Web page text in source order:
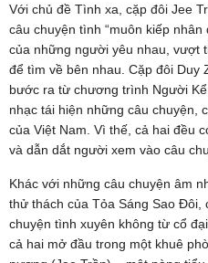
Với chủ đề Tình xa, cặp đôi Jee
câu chuyện tình “muôn kiếp
của những người yêu nhau, vượt
để tìm về bên nhau. Cặp đôi Duy
bước ra từ chương trình Người
nhạc tái hiện những câu chuyện,
của Việt Nam. Vì thế, cả hai đều
và dẫn dắt người xem vào câu
Khác với những câu chuyện âm
thử thách của Tỏa Sáng Sao Đôi,
chuyện tình xuyên không từ cổ
cả hai mở đầu trong một khuê